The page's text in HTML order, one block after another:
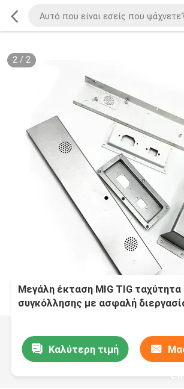
2/ 2
Μεγάλη έκταση MIG TIG ταχύτητα
συγκόλλησης με ασφαλή
Καλύτερη τιμή